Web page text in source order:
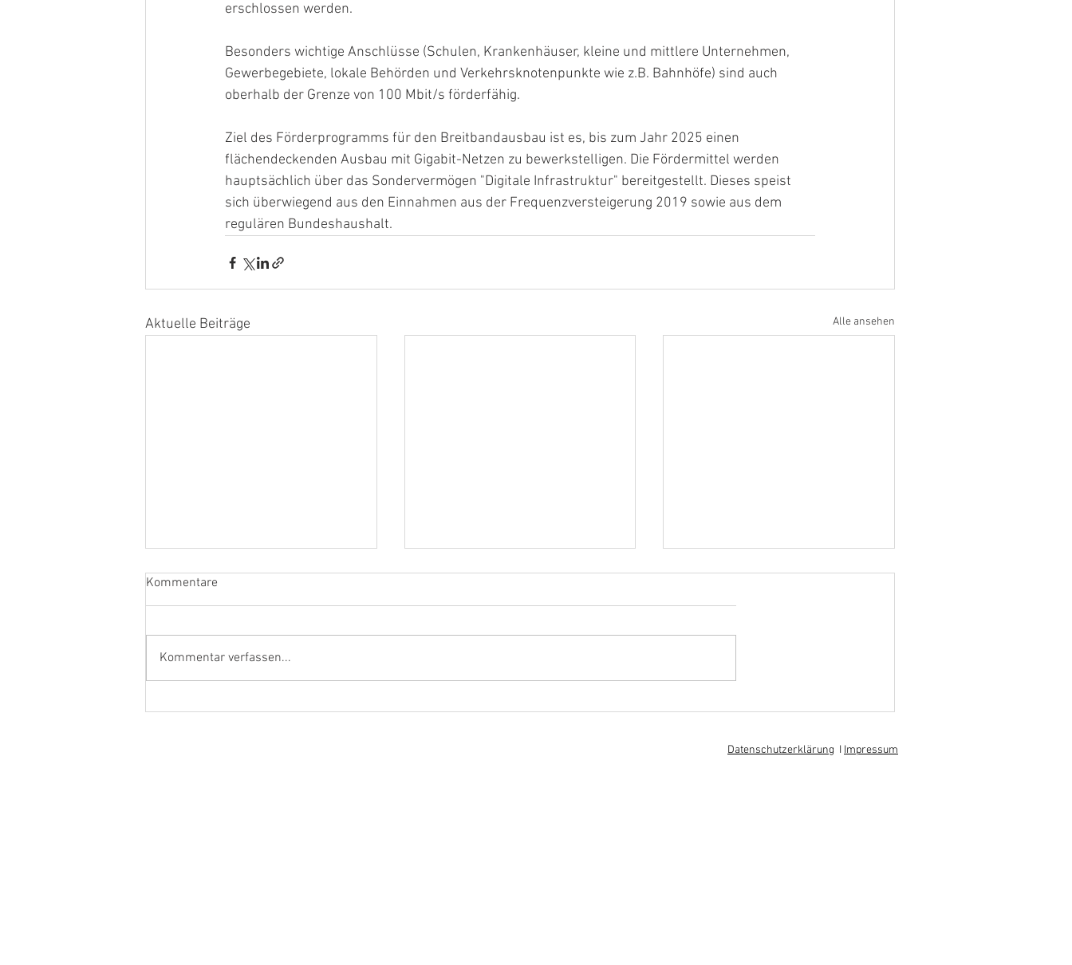
erschlossen werden.
Besonders wichtige Anschlüsse (Schulen, Krankenhäuser, kleine und mittlere Unternehmen,
Gewerbegebiete, lokale Behörden und Verkehrsknotenpunkte wie z.B. Bahnhöfe) sind auch
oberhalb der Grenze von 100 Mbit/s förderfähig.
Ziel des Förderprogramms für den Breitbandausbau ist es, bis zum Jahr 2025 einen
flächendeckenden Ausbau mit Gigabit-Netzen zu bewerkstelligen. Die Fördermittel werden
hauptsächlich über das Sondervermögen "Digitale Infrastruktur" bereitgestellt. Dieses speist
sich überwiegend aus den Einnahmen aus der Frequenzversteigerung 2019 sowie aus dem
regulären Bundeshaushalt.
Aktuelle Beiträge Alle ansehen
Kommentare
Kommentar verfassen...
Datenschutzerklärung IImpressum